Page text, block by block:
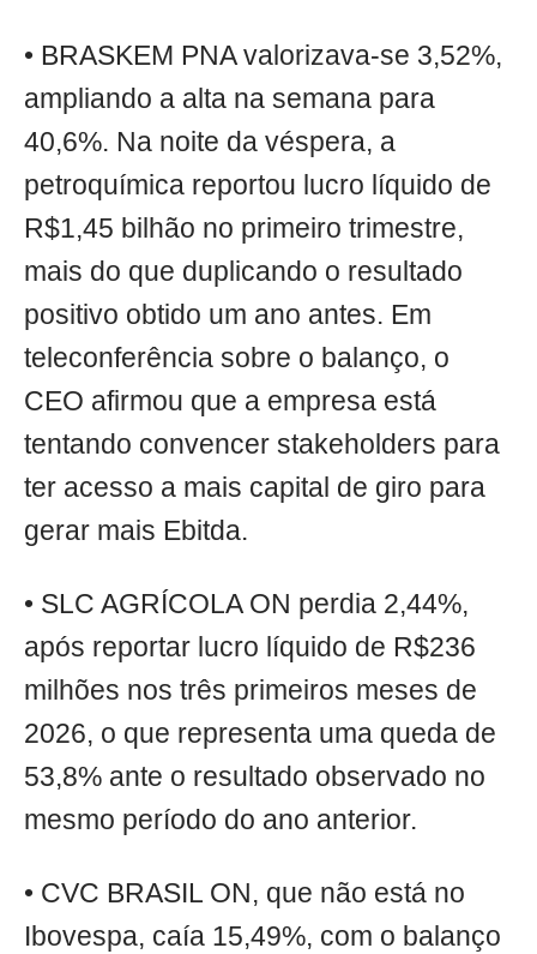
• BRASKEM PNA valorizava-se 3,52%,
ampliando a alta na semana para
40,6%. Na noite da véspera, a
petroquímica reportou lucro líquido de
R$1,45 bilhão no primeiro trimestre,
mais do que duplicando o resultado
positivo obtido um ano antes. Em
teleconferência sobre o balanço, o
CEO afirmou que a empresa está
tentando convencer stakeholders para
ter acesso a mais capital de giro para
gerar mais Ebitda.
• SLC AGRÍCOLA ON perdia 2,44%,
após reportar lucro líquido de R$236
milhões nos três primeiros meses de
2026, o que representa uma queda de
53,8% ante o resultado observado no
mesmo período do ano anterior.
• CVC BRASIL ON, que não está no
Ibovespa, caía 15,49%, com o balanço